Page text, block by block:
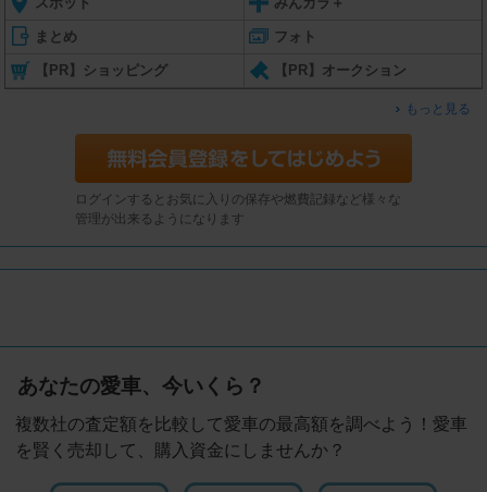
まとめ フォト
【PR】ショッピング 【PR】オークション
もっと見る
ログインするとお気に入りの保存や燃費記録など様々な
管理が出来るようになります
あなたの愛車、今いくら？
複数社の査定額を比較して愛車の最高額を調べよう！愛車
を賢く売却して、購入資金にしませんか？